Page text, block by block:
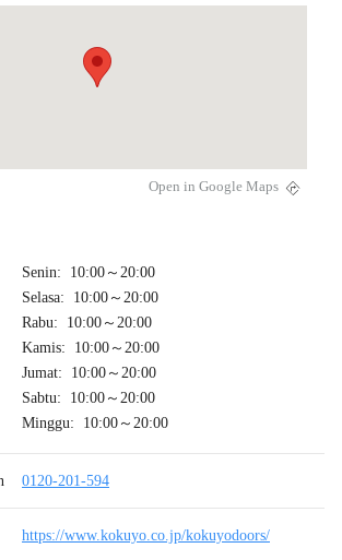
Open in Google Maps
Senin: 10:00～20:00
Selasa: 10:00～20:00
Rabu: 10:00～20:00
Kamis: 10:00～20:00
Jumat: 10:00～20:00
Sabtu: 10:00～20:00
Minggu: 10:00～20:00
0120-201-594
https://www.kokuyo.co.jp/kokuyodoors/